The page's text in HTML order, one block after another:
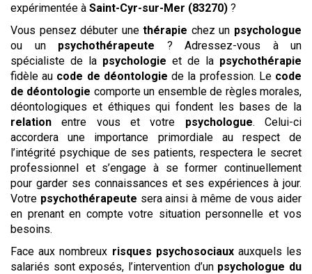
expérimentée à Saint-Cyr-sur-Mer (83270) ?
Vous pensez débuter unethérapie chez un psychologue
ou un psychothérapeute ? Adressez-vous à un
spécialiste de la psychologie et de la psychothérapie
fidèle au code de déontologie de la profession. Le code
de déontologie comporte un ensemble de règles morales,
déontologiques et éthiques qui fondent les bases de la
relation entre vous et votre psychologue. Celui-ci
accordera une importance primordiale au respect de
l’intégrité psychique de ses patients, respectera le secret
professionnel et s’engage à se former continuellement
pour garder ses connaissances et ses expériences à jour.
Votre psychothérapeute sera ainsi à même de vous aider
en prenant en compte votre situation personnelle et vos
besoins.
Face aux nombreux risques psychosociauxauxquels les
salariés sont exposés, l’intervention d’un psychologue du